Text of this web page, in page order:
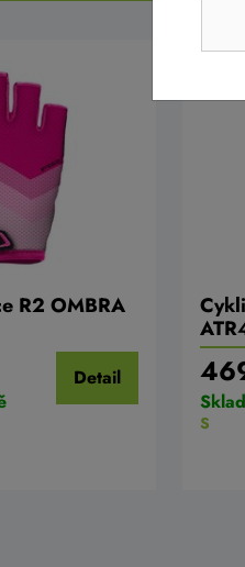
R2 OMBRA
Detail
S